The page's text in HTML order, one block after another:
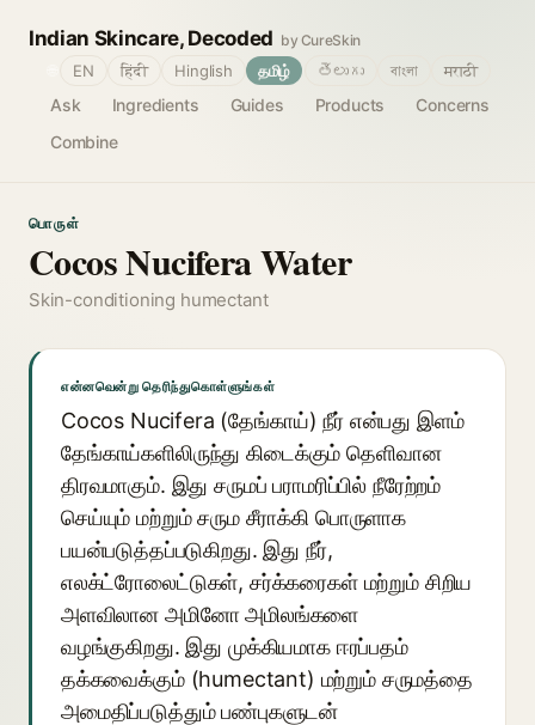
Indian Skincare, Decoded by CureSkin
Ask Ingredients Guides Products
Concerns
Combine
EN हिंदी Hinglish தமிழ் తెలుగు বাংলা मराठी
பொருள்
Cocos Nucifera Water
Skin-conditioning humectant
என்னவென்று தெரிந்துகொள்ளுங்கள்
Cocos Nucifera (தேங்காய்) நீர் என்பது இளம்
தேங்காய்களிலிருந்து கிடைக்கும் தெளிவான
திரவமாகும். இது சருமப் பராமரிப்பில் நீரேற்றம்
செய்யும் மற்றும் சரும சீராக்கி பொருளாக
பயன்படுத்தப்படுகிறது. இது நீர்,
எலக்ட்ரோலைட்டுகள், சர்க்கரைகள் மற்றும் சிறிய
அளவிலான அமினோ அமிலங்களை
வழங்குகிறது. இது முக்கியமாக ஈரப்பதம்
தக்கவைக்கும் (humectant) மற்றும் சருமத்தை
அமைதிப்படுத்தும் பண்புகளுடன்